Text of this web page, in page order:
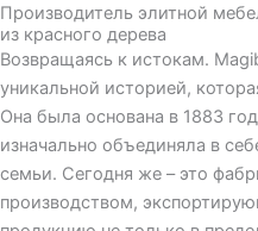
Производитель элитной
из красного дерева
Возвращаясь к истокам.
уникальной историей,
Она была основана в 1883
изначально объединяла в
семьи. Сегодня же – это
производством,